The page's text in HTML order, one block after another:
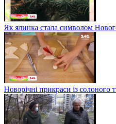
Як ялинка стала символом
Новорічні прикраси із солоного